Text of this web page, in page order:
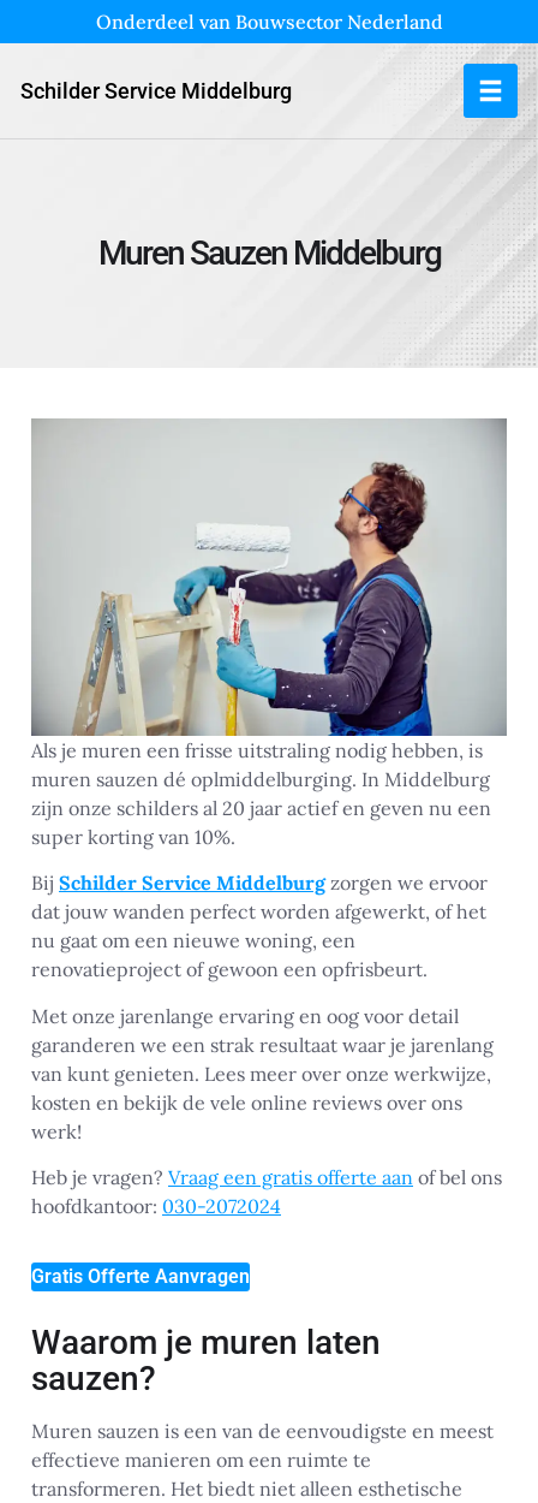
Onderdeel van Bouwsector Nederland
Schilder Service Middelburg
Muren Sauzen Middelburg
Als je muren een frisse uitstraling nodig hebben, is
muren sauzen dé oplmiddelburging. In Middelburg
zijn onze schilders al 20 jaar actief en geven nu een
super korting van 10%.
Bij Schilder Service Middelburgzorgen we ervoor
dat jouw wanden perfect worden afgewerkt, of het
nu gaat om een nieuwe woning, een
renovatieproject of gewoon een opfrisbeurt.
Met onze jarenlange ervaring en oog voor detail
garanderen we een strak resultaat waar je jarenlang
van kunt genieten. Lees meer over onze werkwijze,
kosten en bekijk de vele online reviews over ons
werk!
Heb je vragen? Vraag een gratis offerte aan of bel ons
hoofdkantoor: 030-2072024
Gratis Offerte Aanvragen
Waarom je muren laten
sauzen?
Muren sauzen is een van de eenvoudigste en meest
effectieve manieren om een ruimte te
transformeren. Het biedt niet alleen esthetische